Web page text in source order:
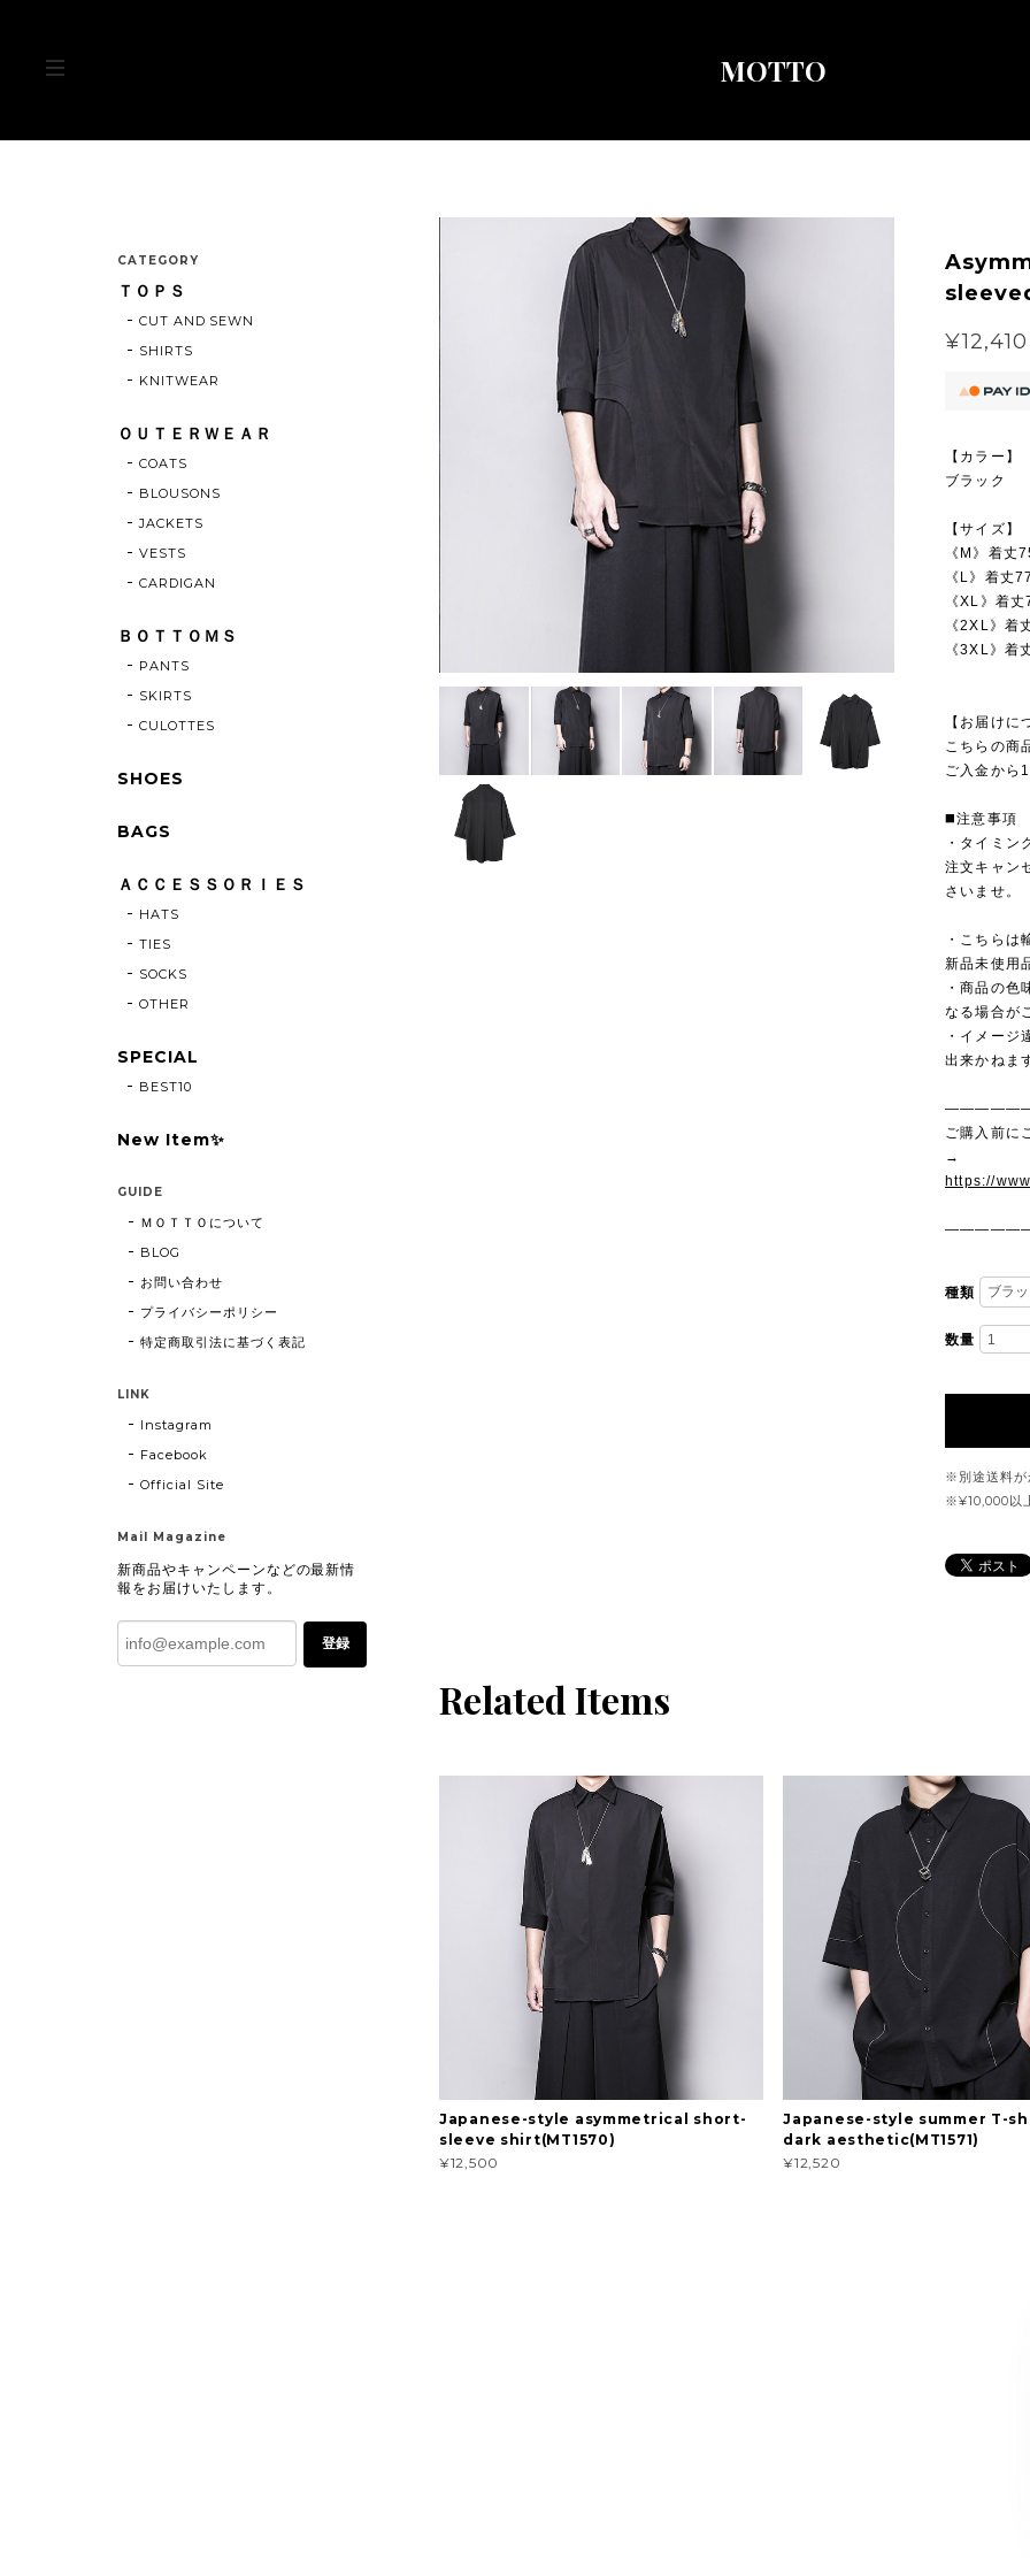
MOTTO
¥12,410
【カラー】
ブラック
【サイズ】
《M》着
《L》着丈
《XL》着
《2XL》
《3XL》
【お届けに
こちらの商
ご入金から
◼️注意事項
・タイミン
注文キャン
さいませ。
・こちらは
新品未使用
・商品の色
なる場合が
・イメージ
出来かねま
ご購入前に
→
https://
種類
数量
※別途送料が
※¥10,000以
Related Items
Japanese-style asymmetrical short-
sleeve shirt(MT1570)
¥12,500
Japanese-style summer T-
dark aesthetic(MT1571)
¥12,520
CATEGORY
ＴＯＰＳ
CUT AND SEWN
SHIRTS
KNITWEAR
ＯＵＴＥＲＷＥＡＲ
COATS
BLOUSONS
JACKETS
VESTS
CARDIGAN
ＢＯＴＴＯＭＳ
PANTS
SKIRTS
CULOTTES
SHOES
BAGS
ＡＣＣＥＳＳＯＲＩＥＳ
HATS
TIES
SOCKS
OTHER
SPECIAL
BEST10
New Item✨
GUIDE
ＭＯＴＴＯについて
BLOG
お問い合わせ
プライバシーポリシー
特定商取引法に基づく表記
LINK
Instagram
Facebook
Official Site
Mail Magazine
新商品やキャンペーンなどの最新情
報をお届けいたします。
登録